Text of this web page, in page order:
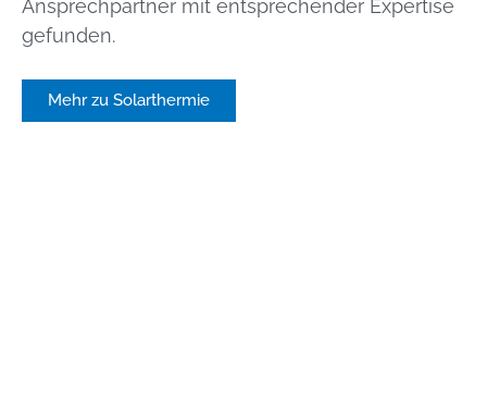
Ansprechpartner mit entsprechender Expertise
gefunden.
Mehr zu Solarthermie